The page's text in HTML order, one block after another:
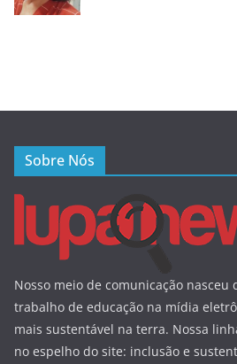
Sobre Nós
Nosso meio de comunicação nasceu
trabalho de educação na mídia
mais sustentável na terra. Nossa
no espelho do site: inclusão e